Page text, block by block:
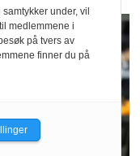
under, vil
medlemmene i
på tvers av
finner du på